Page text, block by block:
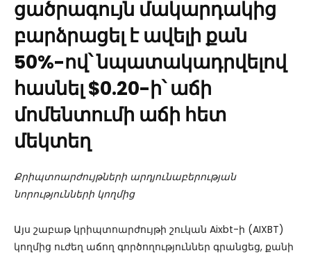
ցածրագույն մակարդակից
բարձրացել է ավելի քան
50%-ով՝ նպատակադրվելով
հասնել $0.20-ի՝ աճի
մոմենտումի աճի հետ
մեկտեղ
Քրիպտոարժույթների արդյունաբերության
նորությունների կողմից
Այս շաբաթ կրիպտոարժույթի շուկան Aixbt-ի (AIXBT)
կողմից ուժեղ աճող գործողություններ գրանցեց, քանի